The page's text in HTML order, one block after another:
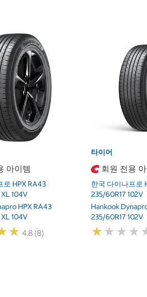
아이템
로 HPX RA43
104V
HPX RA43
104V
★
★ 4.8 (8)
타이어
회원 전용
한국 다이나프로
235/60R17 102V
Hankook
235/60R17 102V
★ ★ ★ ★
★ ★ ★ ★